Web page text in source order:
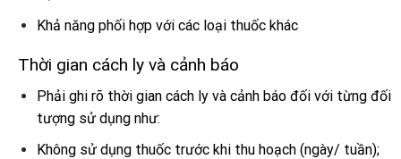
Khả năng phối hợp với các loại thuốc khác
Thời gian cách ly và cảnh báo
Phải ghi rõ thời gian cách ly và cảnh báo đối với từng đối
tượng sử dụng như:
Không sử dụng thuốc trước khi thu hoạch (ngày/ tuần);